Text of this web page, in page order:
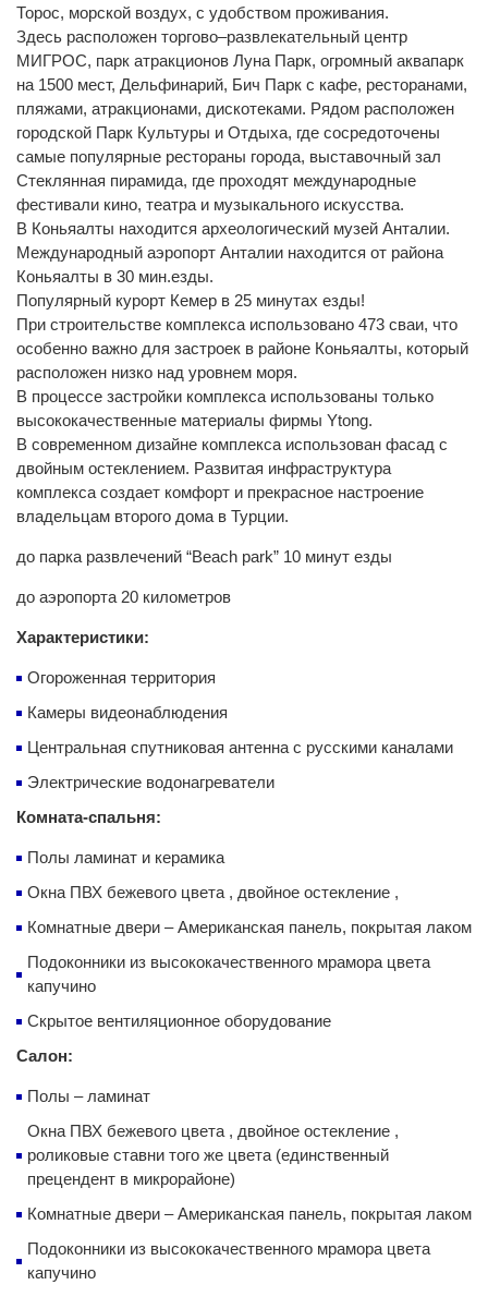
Торос, морской воздух, с удобством проживания.
Здесь расположен торгово–развлекательный центр
МИГРОС, парк атракционов Луна Парк, огромный аквапарк
на 1500 мест, Дельфинарий, Бич Парк с кафе, ресторанами,
пляжами, атракционами, дискотеками. Рядом расположен
городской Парк Культуры и Отдыха, где сосредоточены
самые популярные рестораны города, выставочный зал
Стеклянная пирамида, где проходят международные
фестивали кино, театра и музыкального искусства.
В Коньяалты находится археологический музей Анталии.
Международный аэропорт Анталии находится от района
Коньяалты в 30 мин.езды.
Популярный курорт Кемер в 25 минутах езды!
При строительстве комплекса использовано 473 сваи, что
особенно важно для застроек в районе Коньяалты, который
расположен низко над уровнем моря.
В процессе застройки комплекса использованы только
высококачественные материалы фирмы Ytong.
В современном дизайне комплекса использован фасад с
двойным остеклением. Развитая инфраструктура
комплекса создает комфорт и прекрасное настроение
владельцам второго дома в Турции.
до парка развлечений “Beach park” 10 минут езды
до аэропорта 20 километров
Характеристики:
Огороженная территория
Камеры видеонаблюдения
Центральная спутниковая антенна с русскими каналами
Электрические водонагреватели
Комната-спальня:
Полы ламинат и керамика
Окна ПВХ бежевого цвета , двойное остекление ,
Комнатные двери – Американская панель, покрытая лаком
Подоконники из высококачественного мрамора цвета
капучино
Скрытое вентиляционное оборудование
Салон:
Полы – ламинат
Окна ПВХ бежевого цвета , двойное остекление ,
роликовые ставни того же цвета (единственный
прецендент в микрорайоне)
Комнатные двери – Американская панель, покрытая лаком
Подоконники из высококачественного мрамора цвета
капучино